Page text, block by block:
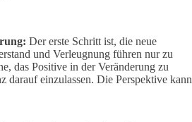
Der erste Schritt ist, die neue
und Verleugnung führen nur zu
das Positive in der Veränderung zu
darauf einzulassen. Die Perspektive kann